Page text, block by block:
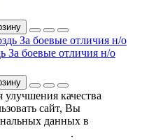
За боевые отличия н/о
качества
сайт, Вы
данных в
.